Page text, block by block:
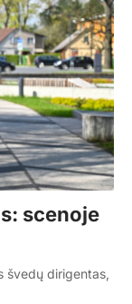
scenoje
švedų dirigentas,